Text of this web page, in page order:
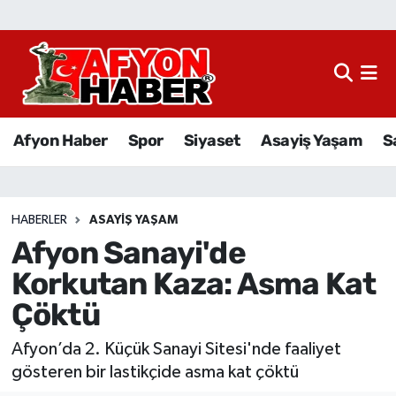
Afyon Haber Spor Siyaset Asayiş Yaşam
HABERLER ASAYIŞ YAŞAM
Afyon Sanayi'de
Korkutan Kaza: Asma Kat
Çöktü
Afyon’da 2. Küçük Sanayi Sitesi'nde faaliyet
gösteren bir lastikçide asma kat çöktü
Afyon Haber
Sağlık
Eğitim
Ekonomi